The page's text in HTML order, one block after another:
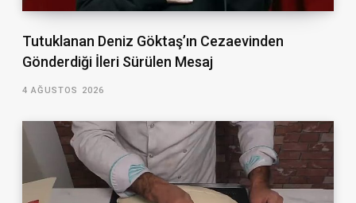
Tutuklanan Deniz Göktaş’ın Cezaevinden
Gönderdiği İleri Sürülen Mesaj
4 AĞUSTOS 2026